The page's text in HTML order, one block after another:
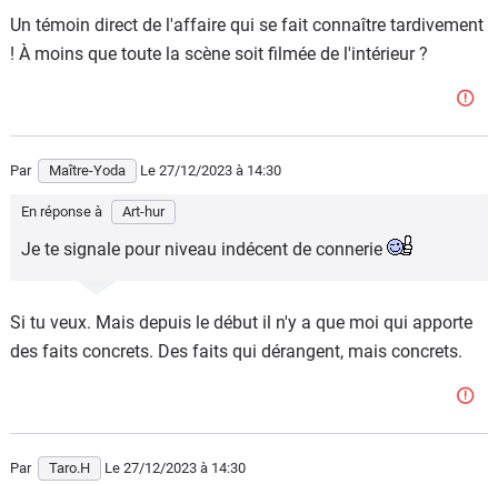
À partir de là, tu comprends que :
1/ le policier n'était en rien menacé.
plusieurs coups de crosse sur la tête de Nahel, son pied
n'était plus sur la pédale de frein ce qui a fait redémarrer
3/ le policier a proféré des menaces de mort durant
l'intervention.
Il faut être partial et regarder les faits. Vous vous prenez
Un témoin direct de l'affaire qui se fait connaître tardivement
! À moins que toute la scène soit filmée de l'intérieur ?
Par Maître-Yoda Le 27/12/2023 à 14:30
En réponse à Art-hur
Je te signale pour niveau indécent de connerie
Si tu veux. Mais depuis le début il n'y a que moi qui apporte
des faits concrets. Des faits qui dérangent, mais concrets.
Par Taro.H Le 27/12/2023 à 14:30